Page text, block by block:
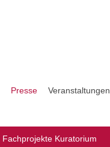
Presse Veranstaltungen
Fachprojekte Kuratorium